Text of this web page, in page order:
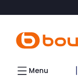
Menu